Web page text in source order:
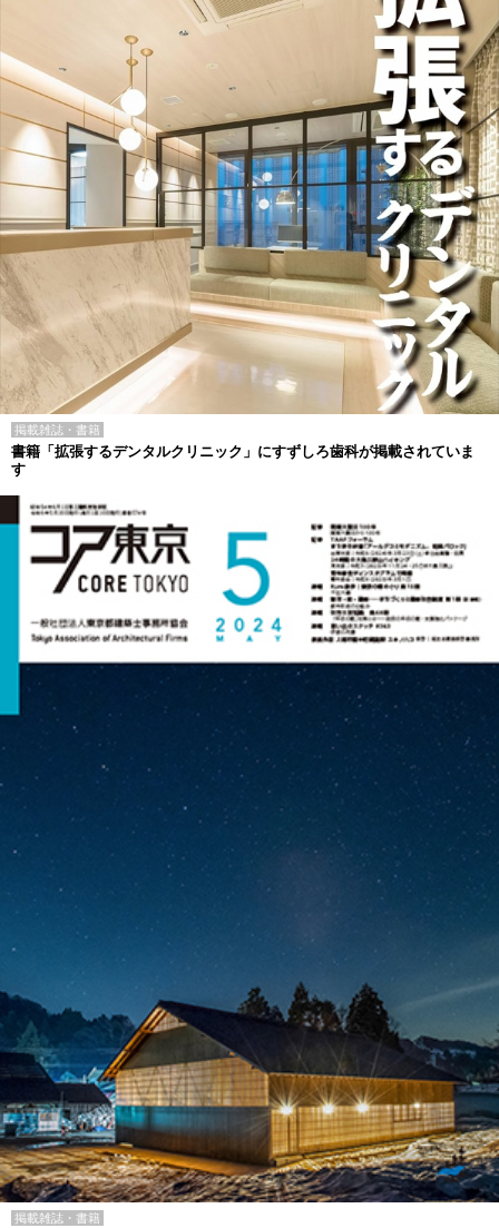
掲載雑誌・書籍
書籍「拡張するデンタルクリニック」にすずしろ歯科が掲載されていま
す
掲載雑誌・書籍